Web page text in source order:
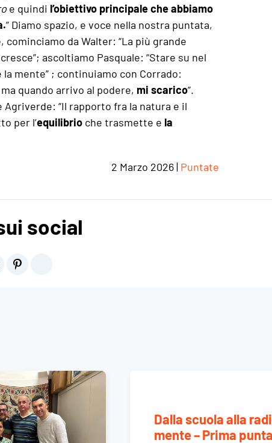
e quindi l’obiettivo principale che abbiamo
” Diamo spazio, e voce nella nostra puntata,
da Walter: “La più grande
ascoltiamo Pasquale: “Stare su nel
mente” ; continuiamo con Corrado:
ma quando arrivo al podere, mi scarico”.
“Il rapporto fra la natura e il
per l’equilibrio che trasmette e la
2 Marzo 2026| Puntate
social
Dalla scuola alla
mente – Prima